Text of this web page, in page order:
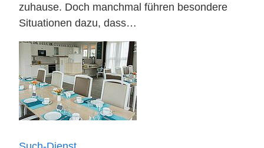
zuhause. Doch manchmal führen besondere
Situationen dazu, dass…